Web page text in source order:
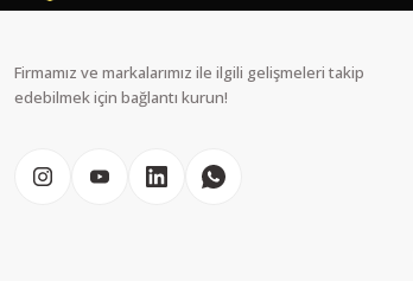
Ürün fiyatı diğer sitelerden daha pahalı.
Firmamız ve markalarımız ile ilgili gelişmeleri takip
edebilmek için bağlantı kurun!